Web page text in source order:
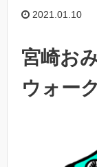
2021.01.10
宮崎お
ウォー